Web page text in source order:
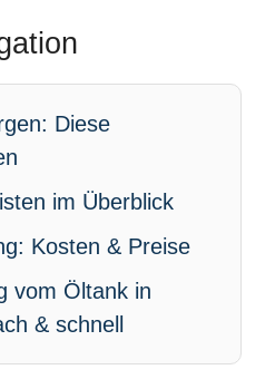
Diese
im Überblick
Kosten & Preise
vom Öltank in
& schnell